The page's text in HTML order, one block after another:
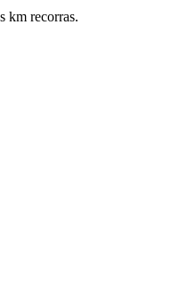
km recorras.